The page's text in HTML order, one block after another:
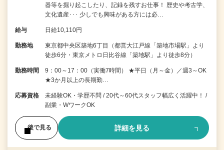
器等を掘り起こしたり、記録を残すお仕事！ 歴史や考古学、
文化遺産･･･ 少しでも興味がある方には必…
給与 日給10,110円
勤務地
東京都中央区築地6丁目（都営大江戸線「築地市場駅」より
徒歩6分・東京メトロ日比谷線「築地駅」より徒歩8分）
勤務時間
9：00～17：00（実働7時間） ★平日（月～金）／週3～OK
★3か月以上の長期勤…
応募資格
未経験OK・学歴不問 / 20代～60代スタッフ幅広く活躍中！ /
副業・WワークOK
後で見る 詳細を見る